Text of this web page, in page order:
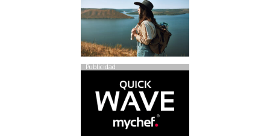
Publicidad